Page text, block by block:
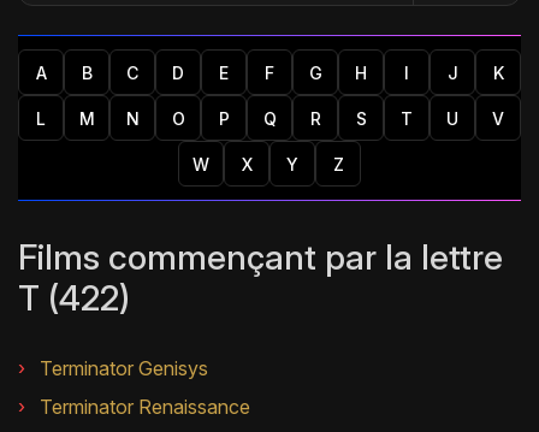
A B C D E F G H I J K
L M N O P Q R S T U V
W X Y Z
Films commençant par la lettre
T (422)
Terminator Genisys
Terminator Renaissance